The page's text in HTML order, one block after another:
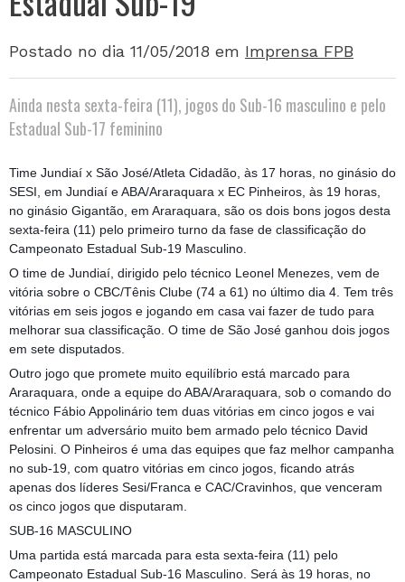
Postado no dia 11/05/2018 em Imprensa FPB
Ainda nesta sexta-feira (11), jogos do Sub-16 masculino e pelo
Estadual Sub-17 feminino
Time Jundiaí x São José/Atleta Cidadão, às 17 horas, no ginásio do
SESI, em Jundiaí e ABA/Araraquara x EC Pinheiros, às 19 horas,
no ginásio Gigantão, em Araraquara, são os dois bons jogos desta
sexta-feira (11) pelo primeiro turno da fase de classificação do
Campeonato Estadual Sub-19 Masculino.
O time de Jundiaí, dirigido pelo técnico Leonel Menezes, vem de
vitória sobre o CBC/Tênis Clube (74 a 61) no último dia 4. Tem três
vitórias em seis jogos e jogando em casa vai fazer de tudo para
melhorar sua classificação. O time de São José ganhou dois jogos
em sete disputados.
Outro jogo que promete muito equilíbrio está marcado para
Araraquara, onde a equipe do ABA/Araraquara, sob o comando do
técnico Fábio Appolinário tem duas vitórias em cinco jogos e vai
enfrentar um adversário muito bem armado pelo técnico David
Pelosini. O Pinheiros é uma das equipes que faz melhor campanha
no sub-19, com quatro vitórias em cinco jogos, ficando atrás
apenas dos líderes Sesi/Franca e CAC/Cravinhos, que venceram
os cinco jogos que disputaram.
SUB-16 MASCULINO
Uma partida está marcada para esta sexta-feira (11) pelo
Campeonato Estadual Sub-16 Masculino. Será às 19 horas, no